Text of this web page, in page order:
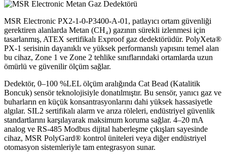
MSR Electronic PX2-1-0-P3400-A-01, patlayıcı ortam güvenliği
gerektiren alanlarda Metan (CH₄) gazının sürekli izlenmesi için
tasarlanmış, ATEX sertifikalı Exproof gaz dedektörüdür. PolyXeta®
PX-1 serisinin dayanıklı ve yüksek performanslı yapısını temel alan
bu cihaz, Zone 1 ve Zone 2 tehlike sınıflarındaki ortamlarda uzun
ömürlü ve güvenilir ölçüm sağlar.
Dedektör, 0–100 %LEL ölçüm aralığında Cat Bead (Katalitik
Boncuk) sensör teknolojisiyle donatılmıştır. Bu sensör, yanıcı gaz ve
buharların en küçük konsantrasyonlarını dahi yüksek hassasiyetle
algılar. SIL2 sertifikalı alarm ve arıza röleleri, endüstriyel güvenlik
standartlarını karşılayarak maksimum koruma sağlar. 4–20 mA
analog ve RS-485 Modbus dijital haberleşme çıkışları sayesinde
cihaz, MSR PolyGard® kontrol üniteleri veya diğer endüstriyel
otomasyon sistemleriyle tam entegrasyon sunar.